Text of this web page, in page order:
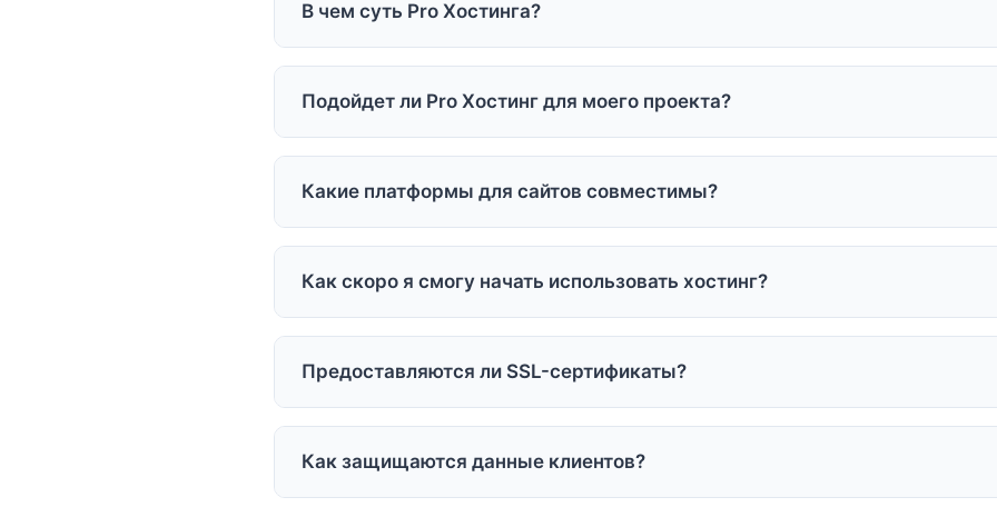
В чем суть Pro Хостинга?
Подойдет ли Pro Хостинг для моего проекта?
Какие платформы для сайтов совместимы?
управления.
Как скоро я смогу начать использовать хостинг?
Предоставляются ли SSL-сертификаты?
Как защищаются данные клиентов?